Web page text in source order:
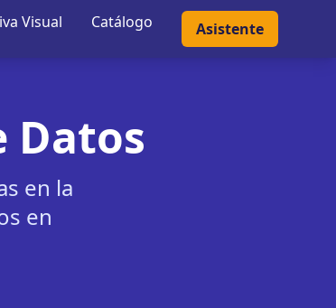
Visual Catálogo Asistente
Datos
en la
en